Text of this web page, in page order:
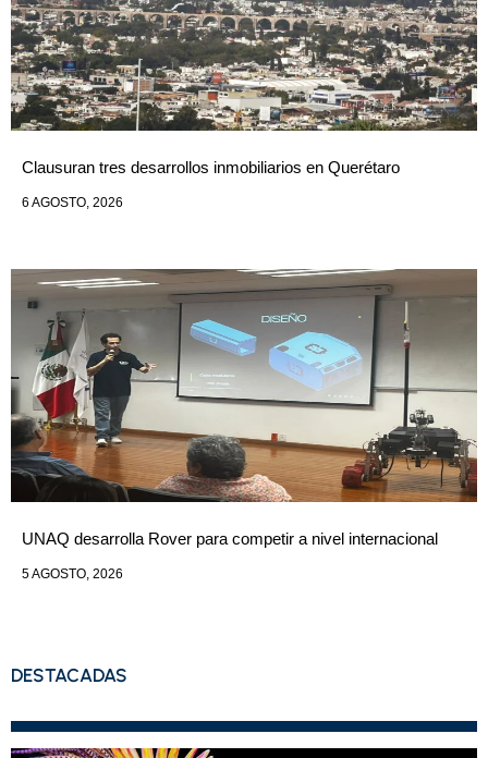
Clausuran tres desarrollos inmobiliarios en Querétaro
6 AGOSTO, 2026
UNAQ desarrolla Rover para competir a nivel internacional
5 AGOSTO, 2026
DESTACADAS